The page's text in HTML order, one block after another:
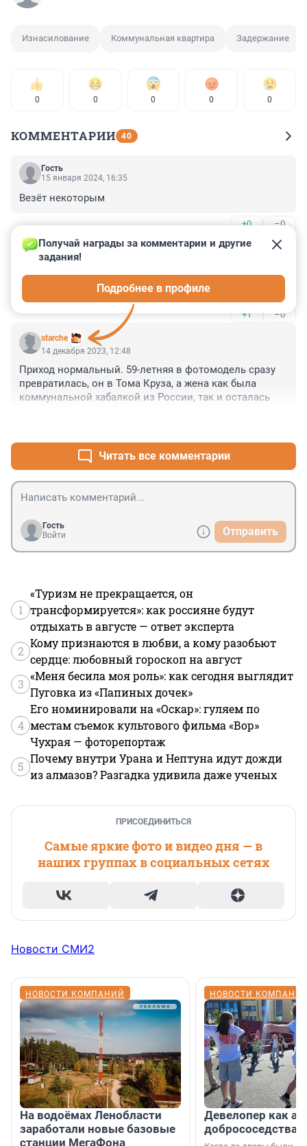
Изнасилование Коммунальная квартира Задержание
0 0 0 0 0
КОММЕНТАРИИ 40
Гость
15 января 2024, 16:35
Везёт некоторым
+0 –0
Гость
14 декабря 2023, 13:41
Я думал, что похожая история на Пикабу была
выдумкой. Только там конец другой, фееричный.
+1 –0
starche
Получай награды за комментарии и другие
задания!
Подробнее в профиле
14 декабря 2023, 12:48
Приход нормальный. 59-летняя в фотомодель сразу
превратилась, он в Тома Круза, а жена как была
коммунальной хабалкой из России, так и осталась
Читать все комментарии
Гость
Войти
Отправить
1
«Туризм не прекращается, он
трансформируется»: как россияне будут
отдыхать в августе — ответ эксперта
2
Кому признаются в любви, а кому разобьют
сердце: любовный гороскоп на август
3
«Меня бесила моя роль»: как сегодня выглядит
Пуговка из «Папиных дочек»
4
Его номинировали на «Оскар»: гуляем по
местам съемок культового фильма «Вор»
Чухрая — фоторепортаж
5
Почему внутри Урана и Нептуна идут дожди
из алмазов? Разгадка удивила даже ученых
ПРИСОЕДИНИТЬСЯ
Самые яркие фото и видео дня — в
наших группах в социальных сетях
Новости СМИ2
НОВОСТИ КОМПАНИЙ
На водоёмах Ленобласти
заработали новые базовые
станции МегаФона
НОВОСТИ
Девелопер как
добрососедства